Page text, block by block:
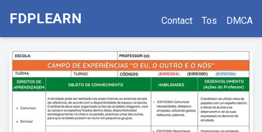
FDPLEARN Contact Tos DMCA